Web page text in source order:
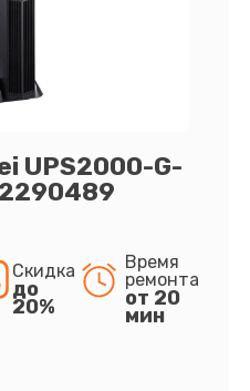
UPS2000-G-
Скидка
до
20%
Время
ремонта
от 20
мин